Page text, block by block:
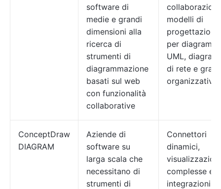
software di
medie e grandi
dimensioni alla
ricerca di
strumenti di
diagrammazione
basati sul web
con funzionalità
collaborative
modelli di
progettazione
per diagrammi
UML,
di rete e
organizzativi
ConceptDraw
DIAGRAM
Aziende di
software su
larga scala che
necessitano di
strumenti di
Connettori
dinamici,
visualizzazioni
complesse e
integrazioni